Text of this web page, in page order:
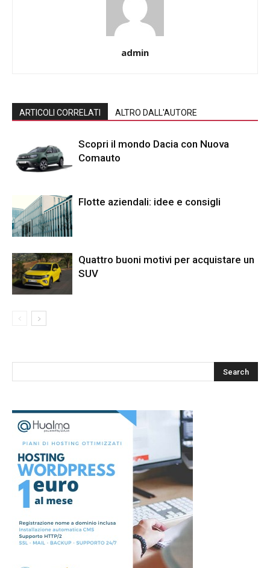
admin
ARTICOLI CORRELATI ALTRO DALL'AUTORE
Scopri il mondo Dacia con Nuova
Comauto
Flotte aziendali: idee e consigli
Quattro buoni motivi per acquistare un
SUV